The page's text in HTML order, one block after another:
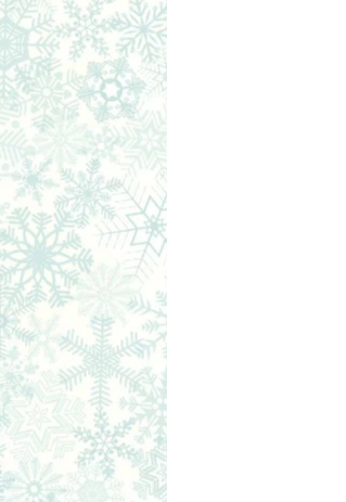
1件の記事
1件の記事
件の記事
の記事
1件の記事
の記事
の記事
1件の記事
の記事
の記事
の記事
4件の記事
2件の記事
1件の記事
の記事
の記事
の記事
2件の記事
の記事
1件の記事
2件の記事
の記事